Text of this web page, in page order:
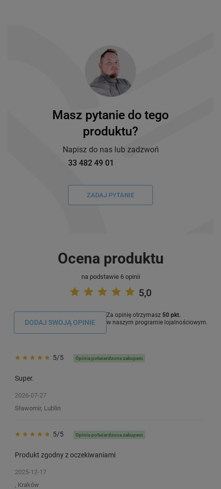
Masz pytanie do tego
produktu?
Napisz do nas lub zadzwoń
33 482 49 01
ZADAJ PYTANIE
Ocena produktu
na podstawie 6 opinii
5,0
DODAJ SWOJĄ OPINIE
Za opinię otrzymasz 50 pkt.
w naszym programie lojalnościowym.
5/5 Opinia potwierdzona zakupem
Super.
2026-07-27
Sławomir, Lublin
5/5 Opinia potwierdzona zakupem
Produkt zgodny z oczekiwaniami
2025-12-17
, Kraków